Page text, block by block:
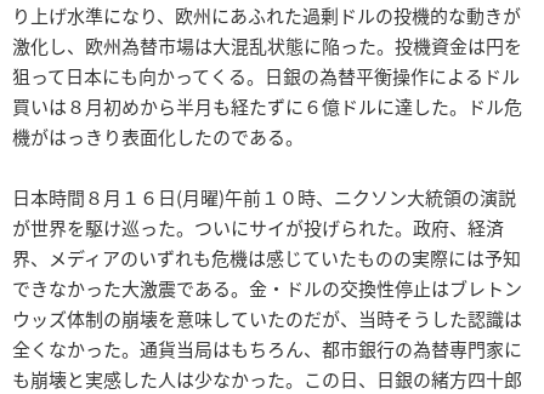
り上げ水準になり、欧州にあふれた過剰ドルの投機的な動きが
激化し、欧州為替市場は大混乱状態に陥った。投機資金は円を
狙って日本にも向かってくる。日銀の為替平衡操作によるドル
買いは８月初めから半月も経たずに６億ドルに達した。ドル危
機がはっきり表面化したのである。
日本時間８月１６日(月曜)午前１０時、ニクソン大統領の演説
が世界を駆け巡った。ついにサイが投げられた。政府、経済
界、メディアのいずれも危機は感じていたものの実際には予知
できなかった大激震である。金・ドルの交換性停止はブレトン
ウッズ体制の崩壊を意味していたのだが、当時そうした認識は
全くなかった。通貨当局はもちろん、都市銀行の為替専門家に
も崩壊と実感した人は少なかった。この日、日銀の緒方四十郎